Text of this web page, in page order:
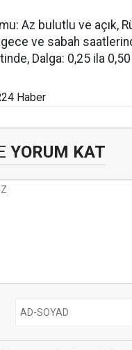
Az bulutlu ve açık,
gece ve sabah
Dalga: 0,25 ila
Haber
YORUM KAT